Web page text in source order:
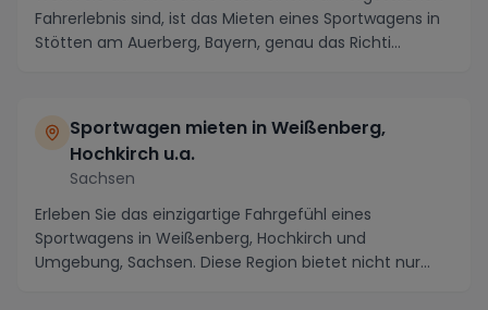
Fahrerlebnis sind, ist das Mieten eines Sportwagens in
Stötten am Auerberg, Bayern, genau das Richti...
Sportwagen mieten in Weißenberg,
Hochkirch u.a.
Sachsen
Erleben Sie das einzigartige Fahrgefühl eines
Sportwagens in Weißenberg, Hochkirch und
Umgebung, Sachsen. Diese Region bietet nicht nur